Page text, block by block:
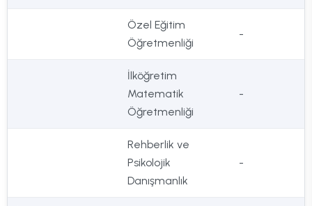
Özel Eğitim
Öğretmenliği
-
İlköğretim
Matematik
Öğretmenliği
-
Rehberlik ve
Psikolojik
Danışmanlık
-